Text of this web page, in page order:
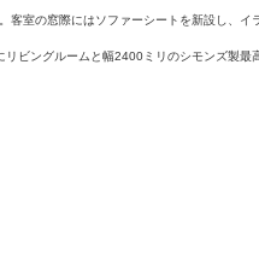
室の窓際にはソファーシートを新設し、
ビングルームと幅2400ミリのシモンズ製